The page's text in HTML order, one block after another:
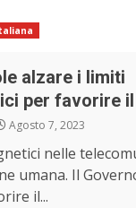
alzare i limiti
per favorire il
Agosto 7, 2023
nelle
umana. Il
il...